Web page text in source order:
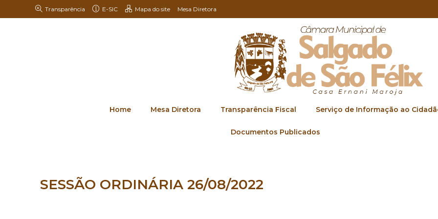
Transparência E-SIC Mapa do site Mesa Diretora
Home Mesa Diretora Transparência Fiscal Serviço de Informação ao
Documentos Publicados
SESSÃO ORDINÁRIA 26/08/2022